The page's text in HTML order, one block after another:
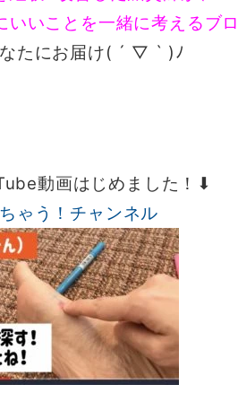
いいことを一緒に考えるブ
たにお届け( ´ ▽ ` )ﾉ
動画はじめました！⬇︎
ゃう！チャンネル